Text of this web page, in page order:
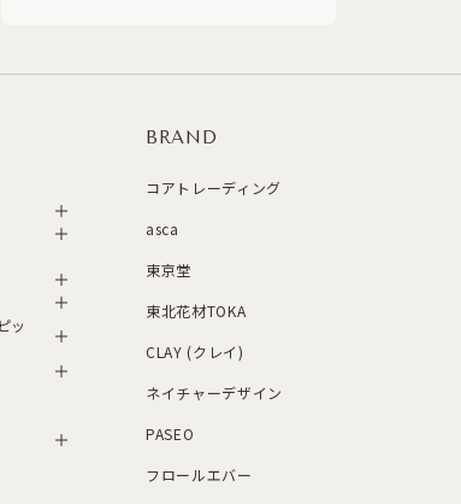
ッ
BRAND
コアトレーディング
asca
東京堂
東北花材TOKA
CLAY (クレイ)
ネイチャーデザイン
PASEO
フロールエバー